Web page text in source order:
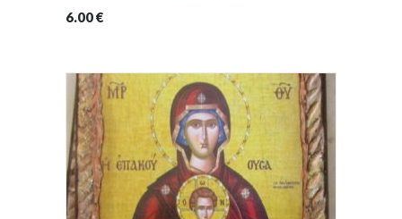
6.00€